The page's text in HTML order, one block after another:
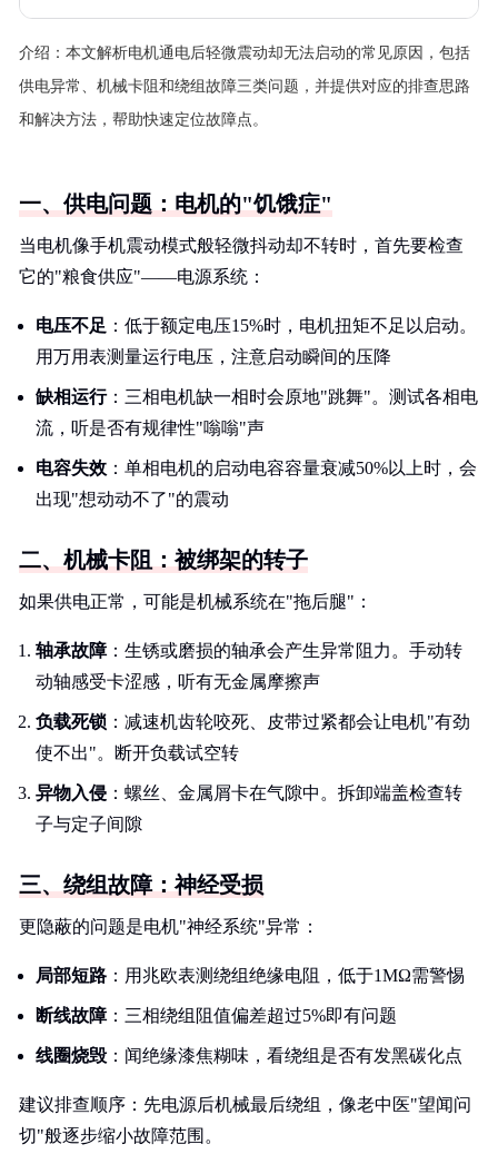
介绍： 本文解析电机通电后轻微震动却无法启动的常见原因，包括
供电异常、机械卡阻和绕组故障三类问题，并提供对应的排查思路
和解决方法，帮助快速定位故障点。
一、供电问题：电机的"饥饿症"
当电机像手机震动模式般轻微抖动却不转时，首先要检查
它的"粮食供应"——电源系统：
电压不足 ：低于额定电压15%时，电机扭矩不足以启动。
用万用表测量运行电压，注意启动瞬间的压降
缺相运行：三相电机缺一相时会原地"跳舞"。测试各相电
流，听是否有规律性"嗡嗡"声
电容失效 ：单相电机的启动电容容量衰减50%以上时，会
出现"想动动不了"的震动
二、机械卡阻：被绑架的转子
如果供电正常，可能是机械系统在"拖后腿"：
轴承故障：生锈或磨损的轴承会产生异常阻力。手动转
动轴感受卡涩感，听有无金属摩擦声
负载死锁 ：减速机齿轮咬死、皮带过紧都会让电机"有劲
使不出"。断开负载试空转
异物入侵 ：螺丝、金属屑卡在气隙中。拆卸端盖检查转
子与定子间隙
三、绕组故障：神经受损
更隐蔽的问题是电机"神经系统"异常：
局部短路 ：用兆欧表测绕组绝缘电阻，低于1MΩ需警惕
断线故障：三相绕组阻值偏差超过5%即有问题
线圈烧毁 ：闻绝缘漆焦糊味，看绕组是否有发黑碳化点
建议排查顺序：先电源后机械最后绕组，像老中医"望闻问
切"般逐步缩小故障范围。